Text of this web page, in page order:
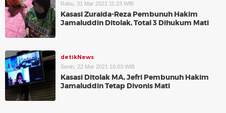
Rabu, 31 Mar 2021 11:23 WIB
Kasasi Zuraida-Reza Pembunuh Hakim
Jamaluddin Ditolak, Total 3 Dihukum Mati
detikNews
Senin, 22 Mar 2021 16:03 WIB
Kasasi Ditolak MA, Jefri Pembunuh Hakim
Jamaluddin Tetap Divonis Mati